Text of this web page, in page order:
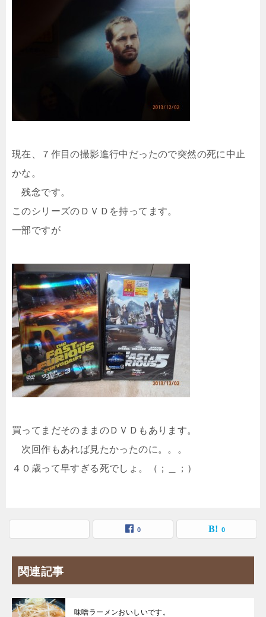
現在、７作目の撮影進行中だったので突然の死に中止
かな。
残念です。
このシリーズのＤＶＤを持ってます。
一部ですが
買ってまだそのままのＤＶＤもあります。
次回作もあれば見たかったのに。。。
４０歳って早すぎる死でしょ。（；＿；）
0 0
関連記事
味噌ラーメンおいしいです。